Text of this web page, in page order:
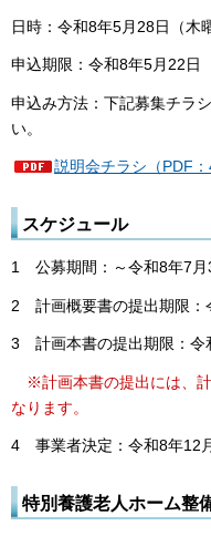
日時：令和8年5月28日（木
申込期限：令和8年5月22日
申込み方法：下記募集チラ
い。
説明会チラシ（PDF：
スケジュール
1 公募期間：～令和8年7月
2 計画概要書の提出期限：
3 計画本書の提出期限：令
※計画本書の提出には、
なります。
4 事業者決定：令和8年12
特別養護老人ホーム整